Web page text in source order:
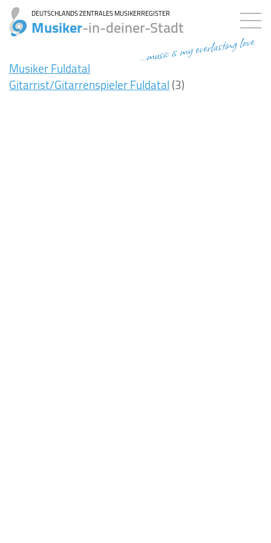
DEUTSCHLANDS ZENTRALES MUSIKERREGISTER
Musiker-in-deiner-Stadt
...music is my everlasting love
Musiker Fuldatal
Gitarrist/Gitarrenspieler Fuldatal(3)